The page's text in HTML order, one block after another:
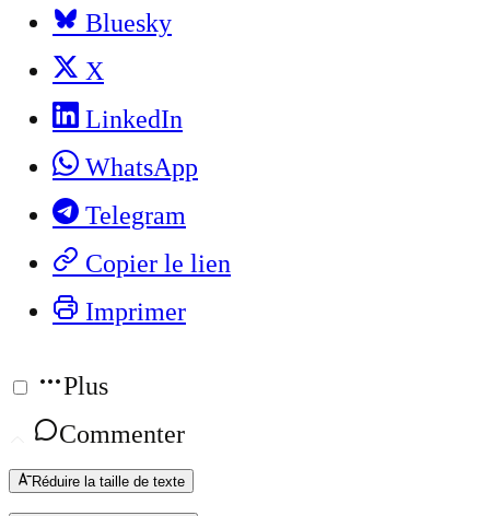
Bluesky
X
LinkedIn
WhatsApp
Telegram
Copier le lien
Imprimer
Plus
Commenter
Réduire la taille de texte